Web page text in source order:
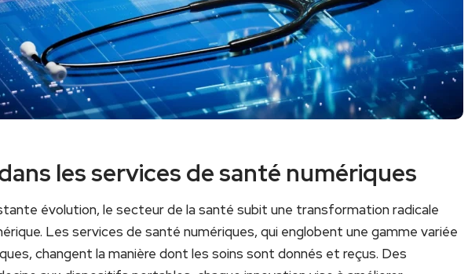
les services⁢ de santé numériques
évolution, le secteur de la⁢ santé subit une transformation radicale
Les services de santé numériques, qui englobent une gamme variée
changent la manière dont les soins ‍sont​ donnés et reçus. Des